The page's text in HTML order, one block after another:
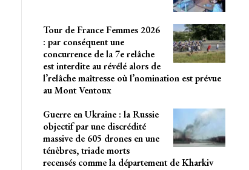
Tour de France Femmes 2026
: par conséquent une
concurrence de la 7e relâche
est interdite au révélé alors de
l’relâche maîtresse où l’nomination est prévue
au Mont Ventoux
Guerre en Ukraine : la Russie
objectif par une discrédité
massive de 605 drones en une
ténèbres, triade morts
recensés comme la département de Kharkiv